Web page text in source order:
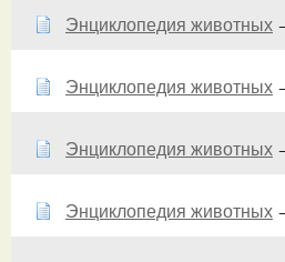
Энциклопедия животных
Энциклопедия животных
Энциклопедия животных
Энциклопедия животных